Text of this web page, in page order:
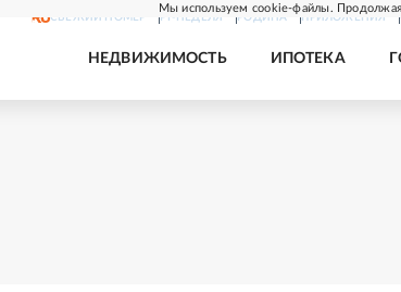
Мы используем cookie-файлы. Продолжая
СВЕЖИЙ НОМЕР РГ-НЕДЕЛЯ РОДИНА ПРИЛОЖЕНИЯ
НЕДВИЖИМОСТЬ ИПОТЕКА